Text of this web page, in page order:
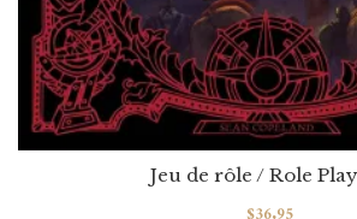
Jeu de rôle / Role